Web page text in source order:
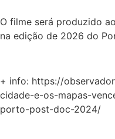
O filme será produzido
na edição de 2026 do
+ info: https://
cidade-e-os-mapas-
porto-post-doc-2024/